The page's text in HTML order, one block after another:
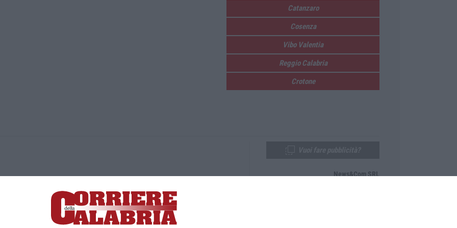
Catanzaro
Cosenza
Vibo Valentia
Reggio Calabria
Crotone
Lamezia Terme (CZ)
responsabile Paola Militano |Privacy
News&Com SRL